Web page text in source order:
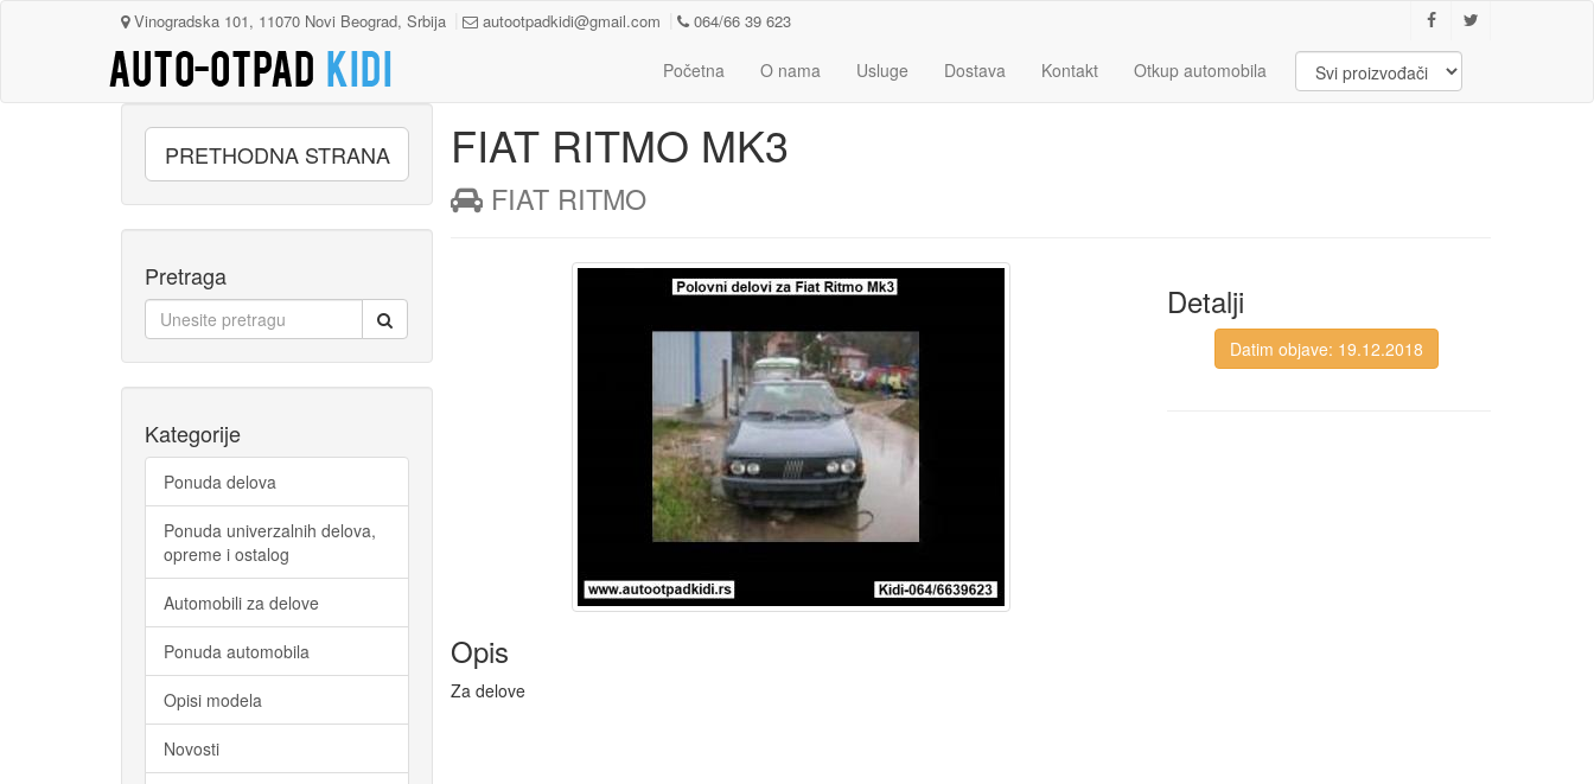
Vinogradska 101, 11070 Novi Beograd, Srbija autootpadkidi@gmail.com 064/66 39 623
Početna O nama Usluge Dostava Kontakt Otkup automobila
PRETHODNA STRANA
Pretraga
Kategorije
Ponuda delova
Ponuda univerzalnih delova,
opreme i ostalog
Automobili za delove
Ponuda automobila
Opisi modela
Novosti
FIAT RITMO MK3
FIAT RITMO
Detalji
Datim objave: 19.12.2018
Opis
Za delove